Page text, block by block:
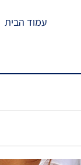
עמוד הבית